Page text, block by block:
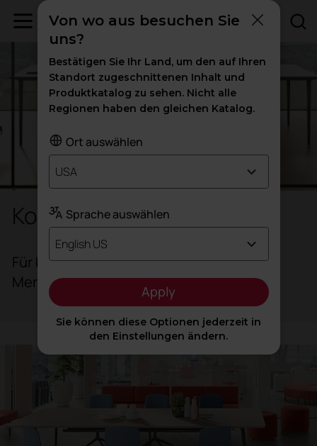
Konferenzstühle
Für bessere Kommunikation, wann immer
Menschen im Team arbeiten
Von wo aus besuchen Sie
uns?
Bestätigen Sie Ihr Land, um den auf Ihren
Standort zugeschnittenen Inhalt und
Produktkatalog zu sehen. Nicht alle
Regionen haben den gleichen Katalog.
Ort auswählen
USA
Sprache auswählen
English US
Apply
Sie können diese Optionen jederzeit in
den Einstellungen ändern.